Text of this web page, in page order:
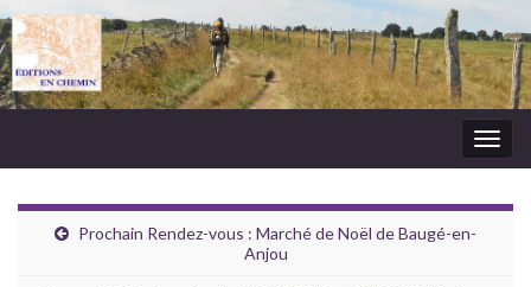
Prochain Rendez-vous : Marché de Noël de Baugé-en-
Anjou